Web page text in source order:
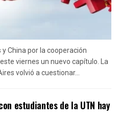
China por la cooperación
viernes un nuevo capítulo. La
volvió a cuestionar...
estudiantes de la UTN hay